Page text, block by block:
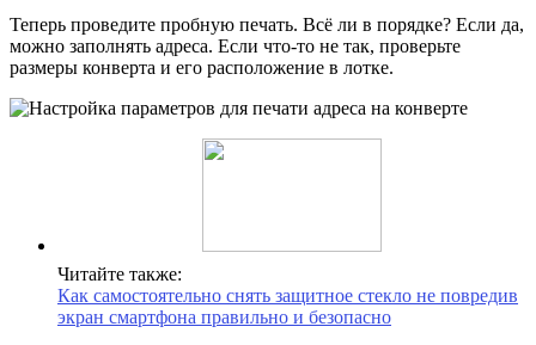
Теперь проведите пробную печать. Всё ли в порядке? Если да,
можно заполнять адреса. Если что-то не так, проверьте
размеры конверта и его расположение в лотке.
Читайте также:
Как самостоятельно снять защитное стекло не повредив
экран смартфона правильно и безопасно